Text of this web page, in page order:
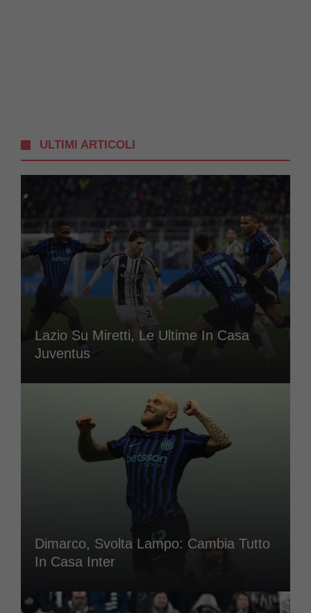
ULTIMI ARTICOLI
Lazio Su Miretti, Le Ultime In Casa
Juventus
Dimarco, Svolta Lampo: Cambia Tutto
In Casa Inter